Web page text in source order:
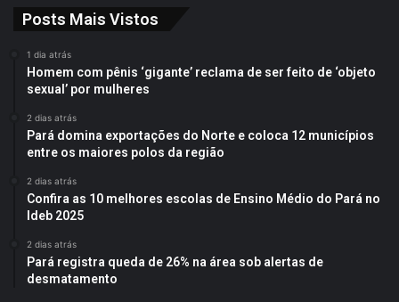
Posts Mais Vistos
1 dia atrás
Homem com pênis ‘gigante’ reclama de ser feito de ‘objeto
sexual’ por mulheres
2 dias atrás
Pará domina exportações do Norte e coloca 12 municípios
entre os maiores polos da região
2 dias atrás
Confira as 10 melhores escolas de Ensino Médio do Pará no
Ideb 2025
2 dias atrás
Pará registra queda de 26% na área sob alertas de
desmatamento